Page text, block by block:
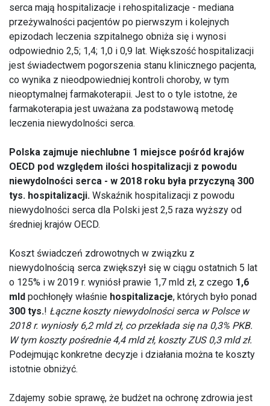
serca mają hospitalizacje i rehospitalizacje - mediana
przeżywalności pacjentów po pierwszym i kolejnych
epizodach leczenia szpitalnego obniża się i wynosi
odpowiednio 2,5; 1,4; 1,0 i 0,9 lat. Większość hospitalizacji
jest świadectwem pogorszenia stanu klinicznego pacjenta,
co wynika z nieodpowiedniej kontroli choroby, w tym
nieoptymalnej farmakoterapii. Jest to o tyle istotne, że
farmakoterapia jest uważana za podstawową metodę
leczenia niewydolności serca.
Polska zajmuje niechlubne 1 miejsce pośród krajów
OECD pod względem ilości hospitalizacji z powodu
niewydolności serca - w 2018 roku była przyczyną 300
tys. hospitalizacji. Wskaźnik hospitalizacji z powodu
niewydolności serca dla Polski jest 2,5 raza wyższy od
średniej krajów OECD.
Koszt świadczeń zdrowotnych w związku z
niewydolnością serca zwiększył się w ciągu ostatnich 5 lat
o 125% i w 2019 r. wyniósł prawie 1,7 mld zł, z czego 1,6
mld pochłonęły właśnie hospitalizacje, których było ponad
300 tys.! Łączne koszty niewydolności serca w Polsce w
2018 r. wyniosły 6,2 mld zł, co przekłada się na 0,3% PKB.
W tym koszty pośrednie 4,4 mld zł, koszty ZUS 0,3 mld zł.
Podejmując konkretne decyzje i działania można te koszty
istotnie obniżyć.
Zdajemy sobie sprawę, że budżet na ochronę zdrowia jest